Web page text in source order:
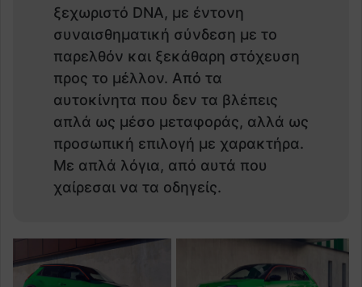
ξεχωριστό DNA, με έντονη
συναισθηματική σύνδεση με το
παρελθόν και ξεκάθαρη στόχευση
προς το μέλλον. Από τα
αυτοκίνητα που δεν τα βλέπεις
απλά ως μέσο μεταφοράς, αλλά ως
προσωπική επιλογή με χαρακτήρα.
Με απλά λόγια, από αυτά που
χαίρεσαι να τα οδηγείς.